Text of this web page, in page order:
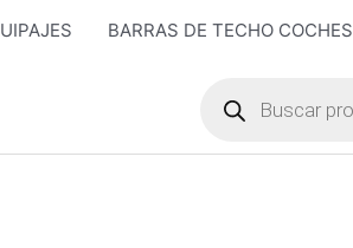
BARRAS DE TECHO COCHES
productos